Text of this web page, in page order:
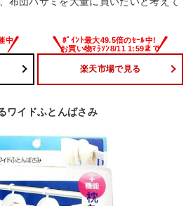
楽天市場で見る
ワイドふとんばさみ